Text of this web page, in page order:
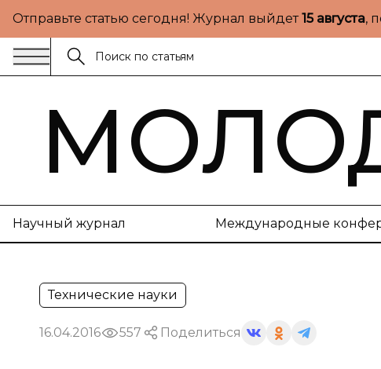
Отправьте статью сегодня! Журнал выйдет15 августа,
Научный журнал Международные
Технические науки
16.04.2016 557 Поделиться